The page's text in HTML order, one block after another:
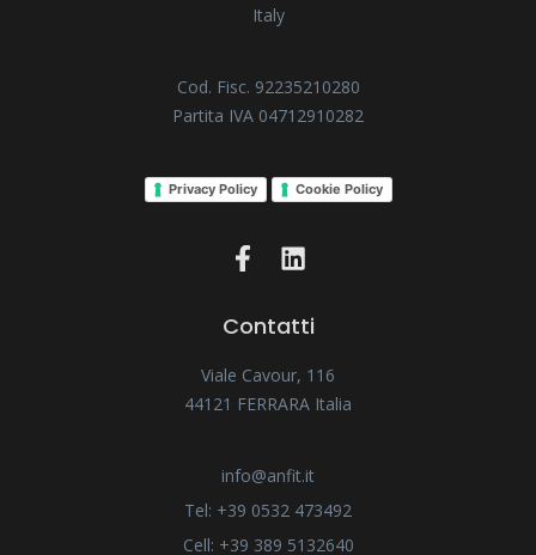
Italy
Cod. Fisc. 92235210280
Partita IVA 04712910282
Privacy Policy Cookie Policy
Contatti
Viale Cavour, 116
44121 FERRARA Italia
info@anfit.it
Tel: +39 0532 473492
Cell: +39 389 5132640